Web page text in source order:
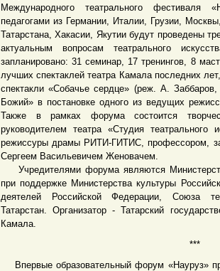
Международного театрального
педагогами из Германии, Италии, Грузии,
Татарстана, Хакасии, Якутии будут проведены
актуальным вопросам театрального
запланировано: 31 семинар, 17 тренингов, 8
лучших спектаклей театра Камала последних
спектакли «Собачье сердце» (реж. А.
Божий» в постановке одного из ведущих
Также в рамках форума состоится
руководителем театра «Студия театрального
режиссуры драмы РИТИ-ГИТИС, профессором,
Сергеем Васильевичем Женовачем.
Учредителями форума являются
при поддержке Министерства культуры
деятелей Российской Федерации, Союза
Татарстан. Организатор - Татарский
Камала.
***
Впервые образовательный форум «Науруз»